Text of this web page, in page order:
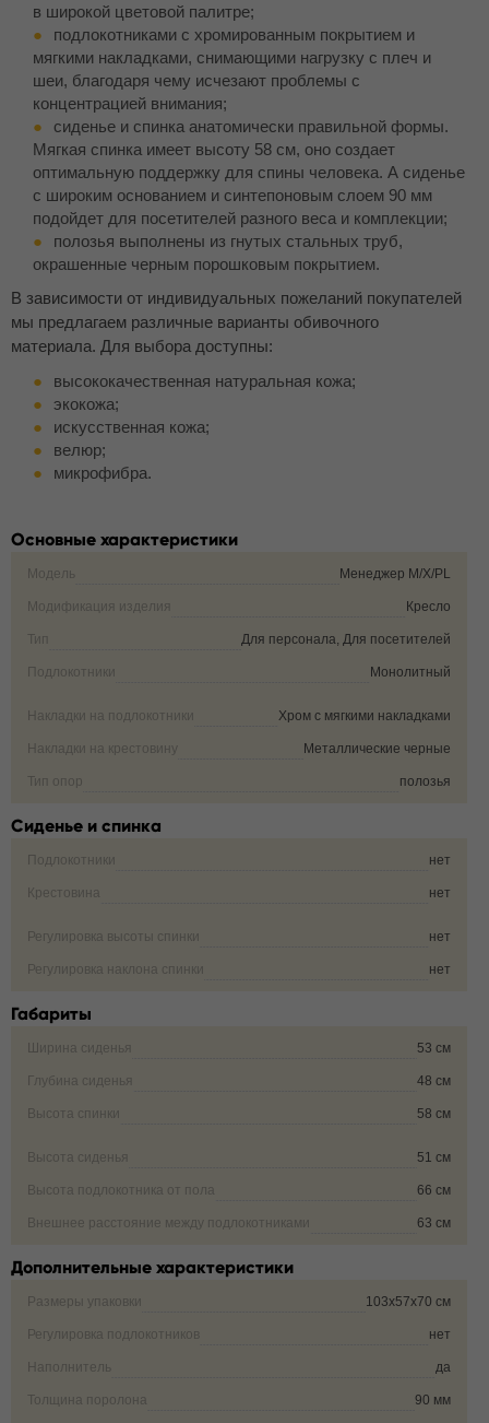
в широкой цветовой палитре;
подлокотниками с хромированным покрытием и
мягкими накладками, снимающими нагрузку с плеч и
шеи, благодаря чему исчезают проблемы с
концентрацией внимания;
сиденье и спинка анатомически правильной формы.
Мягкая спинка имеет высоту 58 см, оно создает
оптимальную поддержку для спины человека. А сиденье
с широким основанием и синтепоновым слоем 90 мм
подойдет для посетителей разного веса и комплекции;
полозья выполнены из гнутых стальных труб,
окрашенные черным порошковым покрытием.
В зависимости от индивидуальных пожеланий покупателей
мы предлагаем различные варианты обивочного
материала. Для выбора доступны:
высококачественная натуральная кожа;
экокожа;
искусственная кожа;
велюр;
микрофибра.
Основные характеристики
Модель Менеджер M/X/PL
Модификация изделия Кресло
Тип Для персонала, Для посетителей
Подлокотники Монолитный
Накладки на подлокотники Хром с мягкими накладками
Накладки на крестовину Металлические черные
Тип опор полозья
Сиденье и спинка
Подлокотники нет
Крестовина нет
Регулировка высоты спинки нет
Регулировка наклона спинки нет
Габариты
Ширина сиденья 53 см
Глубина сиденья 48 см
Высота спинки 58 см
Высота сиденья 51 см
Высота подлокотника от пола 66 см
Внешнее расстояние между подлокотниками 63 см
Дополнительные характеристики
Размеры упаковки 103х57х70 см
Регулировка подлокотников нет
Наполнитель да
Толщина поролона 90 мм